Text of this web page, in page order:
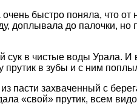
быстро поняла, что от
доплывала до палочки,
в чистые воды Урала.
в зубы и с ним
захваченный с
«свой» прутик, всем